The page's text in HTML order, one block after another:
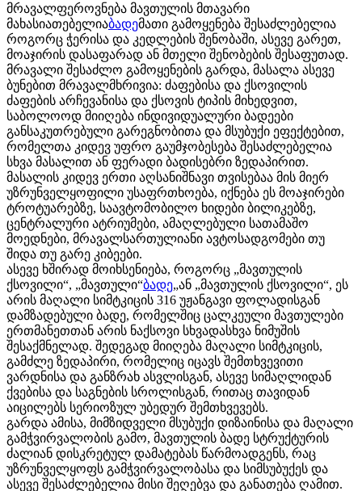
მრავალფეროვნება მავთულის მთავარი
მახასიათებელიაბადემათი გამოყენება შესაძლებელია
როგორც ჭერისა და კედლების შენობაში, ასევე გარეთ,
მოაჯირის დასაფარად ან მთელი შენობების შესაფუთად.
მრავალი შესაძლო გამოყენების გარდა, მასალა ასევე
ბუნებით მრავალმხრივია: ძაფებისა და ქსოვილის
ძაფების არჩევანისა და ქსოვის ტიპის მიხედვით,
საბოლოოდ მიიღება ინდივიდუალური ბადეები
განსაკუთრებული გარეგნობითა და მსუბუქი ეფექტებით,
რომელთა კიდევ უფრო გაუმჯობესება შესაძლებელია
სხვა მასალით ან ფერადი ბადისებრი ზედაპირით.
მასალის კიდევ ერთი აღსანიშნავი თვისებაა მის მიერ
უზრუნველყოფილი უსაფრთხოება, იქნება ეს მოაჯირები
ტროტუარებზე, საავტომობილო ხიდები ბილიკებზე,
ცენტრალური ატრიუმები, ამაღლებული სათამაშო
მოედნები, მრავალსართულიანი ავტოსადგომები თუ
შიდა თუ გარე კიბეები.
ასევე ხშირად მოიხსენიება, როგორც „მავთულის
ქსოვილი“, „მავთული“ბადე„ან „მავთულის ქსოვილი“, ეს
არის მაღალი სიმტკიცის 316 უჟანგავი ფოლადისგან
დამზადებული ბადე, რომელშიც ცალკეული მავთულები
ერთმანეთთან არის ნაქსოვი სხვადასხვა ნიმუშის
შესაქმნელად. შედეგად მიიღება მაღალი სიმტკიცის,
გამძლე ზედაპირი, რომელიც იცავს შემთხვევითი
ვარდნისა და განზრახ ასვლისგან, ასევე სიმაღლიდან
ქვებისა და საგნების სროლისგან, რითაც თავიდან
აიცილებს სერიოზულ უბედურ შემთხვევებს.
გარდა ამისა, მიმზიდველი მსუბუქი დიზაინისა და მაღალი
გამჭვირვალობის გამო, მავთულის ბადე სტრუქტურის
ძალიან დისკრეტულ დამატებას წარმოადგენს, რაც
უზრუნველყოფს გამჭვირვალობასა და სიმსუბუქეს და
ასევე შესაძლებელია მისი შეღებვა და განათება ღამით.